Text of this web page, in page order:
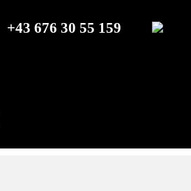
+43 676 30 55 159